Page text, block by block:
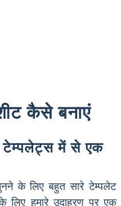
कैसे बनाएं
टेम्पलेट्स में से एक
के लिए बहुत सारे टेम्पलेट
लिए हमारे उदाहरण पर एक